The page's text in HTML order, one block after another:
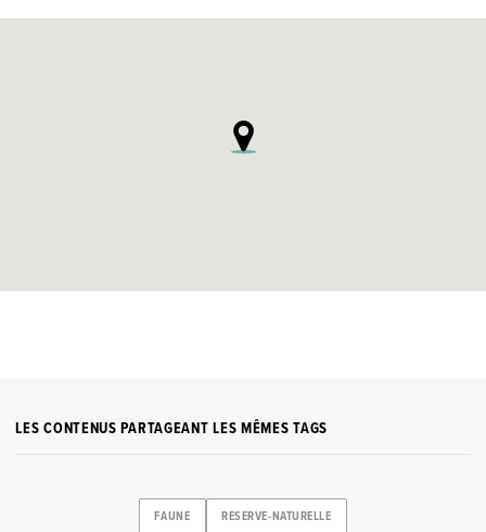
LES CONTENUS PARTAGEANT LES MÊMES TAGS
FAUNE RESERVE-NATURELLE